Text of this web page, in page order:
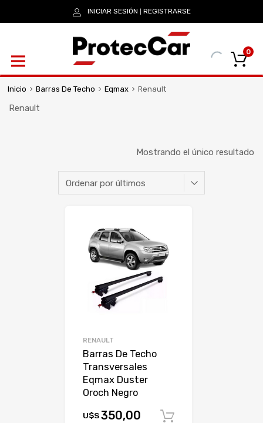
INICIAR SESIÓN REGISTRARSE
0
Inicio Barras De Techo Eqmax Renault
Renault
Mostrando el único resultado
RENAULT
Barras De Techo
Transversales
Eqmax Duster
Oroch Negro
U$S350,00